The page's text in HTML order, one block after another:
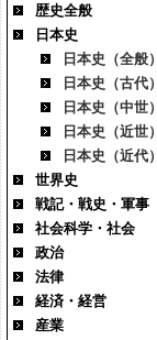
歴史全般
日本史
日本史（全般）
日本史（古代）
日本史（中世）
日本史（近世）
日本史（近代）
世界史
戦記・戦史・軍事
社会科学・社会
政治
法律
経済・経営
産業